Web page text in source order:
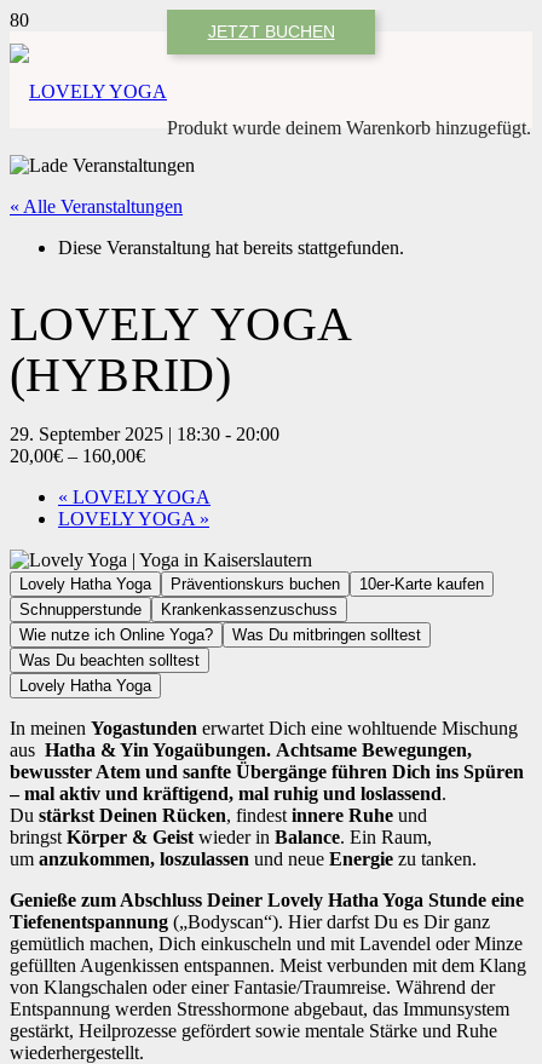
JETZT BUCHEN
Produkt wurde deinem Warenkorb hinzugefügt.
« Alle Veranstaltungen
Diese Veranstaltung hat bereits stattgefunden.
LOVELY YOGA
(HYBRID)
29. September 2025 | 18:30 - 20:00
20,00€ – 160,00€
« LOVELY YOGA
LOVELY YOGA »
Lovely Hatha Yoga Präventionskurs buchen
10er-Karte kaufen
Schnupperstunde
Krankenkassenzuschuss
Wie nutze ich Online Yoga?
Was Du mitbringen solltest
Was Du beachten solltest
Lovely Hatha Yoga
In meinen Yogastunden erwartet Dich eine wohltuende Mischung
aus Hatha & Yin Yogaübungen. Achtsame Bewegungen,
bewusster Atem und sanfte Übergänge führen Dich ins Spüren
– mal aktiv und kräftigend, mal ruhig und loslassend.
Du stärkst Deinen Rücken, findest innere Ruhe und
bringst Körper & Geist wieder in Balance. Ein Raum,
um anzukommen, loszulassen und neue Energie zu tanken.
Genieße zum Abschluss Deiner Lovely Hatha Yoga Stunde eine
Tiefenentspannung („Bodyscan“). Hier darfst Du es Dir ganz
gemütlich machen, Dich einkuscheln und mit Lavendel oder Minze
gefüllten Augenkissen entspannen. Meist verbunden mit dem Klang
von Klangschalen oder einer Fantasie/Traumreise. Während der
Entspannung werden Stresshormone abgebaut, das Immunsystem
gestärkt, Heilprozesse gefördert sowie mentale Stärke und Ruhe
wiederhergestellt.